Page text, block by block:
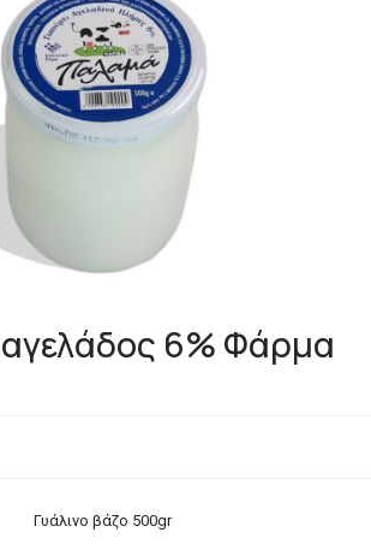
αγελάδος 6% Φάρμα
Γυάλινο βάζο 500gr